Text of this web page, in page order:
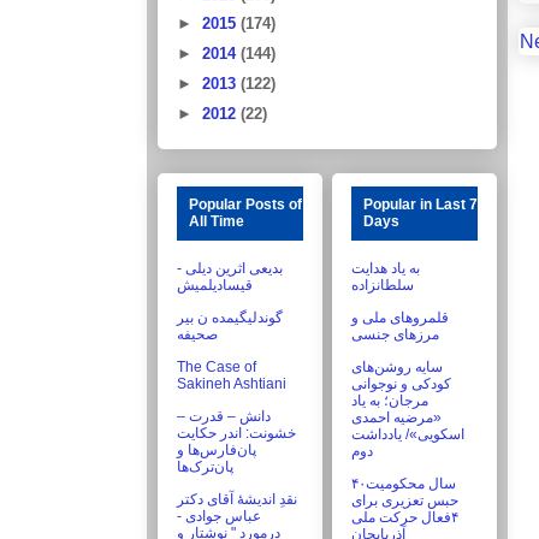
► 2015 (174)
► 2014 (144)
► 2013 (122)
► 2012 (22)
Popular Posts of
All Time
بدیعی اثرین دیلی -
قیسادیلمیش
گوندلیگیمده ن بیر
صحیفه
The Case of
Sakineh Ashtiani
دانش – قدرت –
خشونت: اندر حکایت
پان‌فارس‌ها و
پان‌ترک‌ها
نقدِ اندیشۀ آقای دکتر
عباس جوادی -
درموردِ " نوشتار و
Popular in Last 7
Days
به یاد هدایت
سلطانزاده
قلمروهای ملی و
مرزهای جنسی
سایه روشن‌های
کودکی و نوجوانی
مرجان؛ به یاد
«مرضیه احمدی
اسکویی»/ یادداشت
دوم
۴۰سال محکومیت
حبس تعزیری برای
۴فعال حرکت ملی
آذربایجان